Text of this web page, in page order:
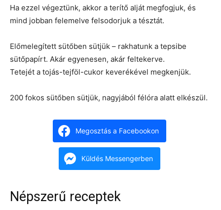
Ha ezzel végeztünk, akkor a terítő alját megfogjuk, és
mind jobban felemelve felsodorjuk a tésztát.
Előmelegített sütőben sütjük – rakhatunk a tepsibe
sütőpapírt. Akár egyenesen, akár feltekerve.
Tetejét a tojás-tejföl-cukor keverékével megkenjük.
200 fokos sütőben sütjük, nagyjából félóra alatt elkészül.
Megosztás a Facebookon
Küldés Messengerben
Népszerű receptek